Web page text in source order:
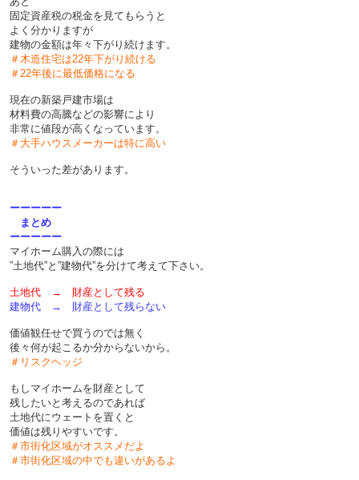
固定資産税の税金を見てもらうと
よく分かりますが
建物の金額は年々下がり続けます。
＃木造住宅は22年下がり続ける
＃22年後に最低価格になる
現在の新築戸建市場は
材料費の高騰などの影響により
非常に値段が高くなっています。
＃大手ハウスメーカーは特に高い
そういった差があります。
ーーーーー
まとめ
ーーーーー
マイホーム購入の際には
”土地代”と”建物代”を分けて考えて下さい。
土地代 → 財産として残る
建物代 → 財産として残らない
価値観任せで買うのでは無く
後々何が起こるか分からないから。
＃リスクヘッジ
もしマイホームを財産として
残したいと考えるのであれば
土地代にウェートを置くと
価値は残りやすいです。
＃市街化区域がオススメだよ
＃市街化区域の中でも違いがあるよ